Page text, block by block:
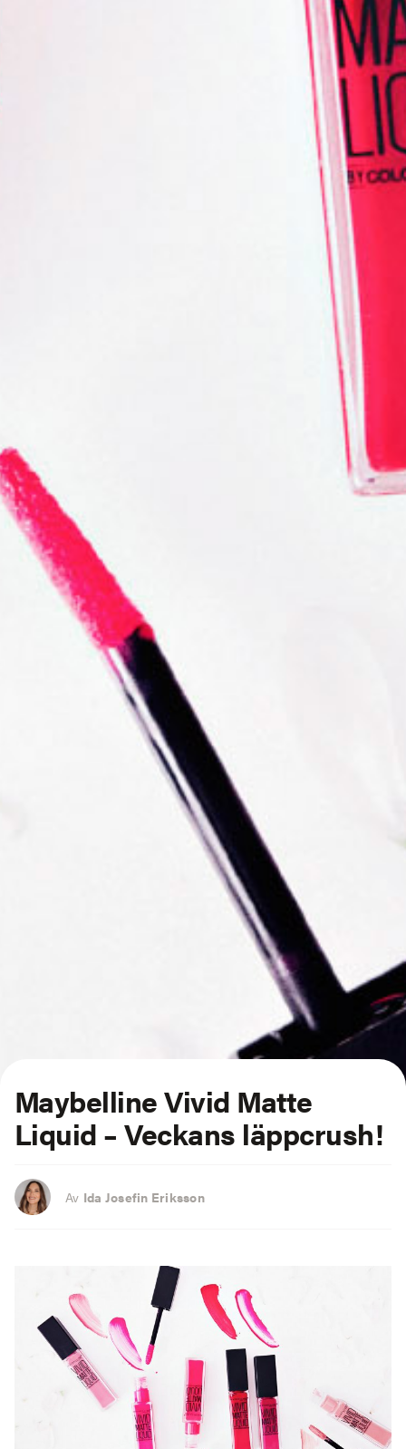
Maybelline Vivid Matte
Liquid – Veckans läppcrush!
Av Ida Josefin Eriksson